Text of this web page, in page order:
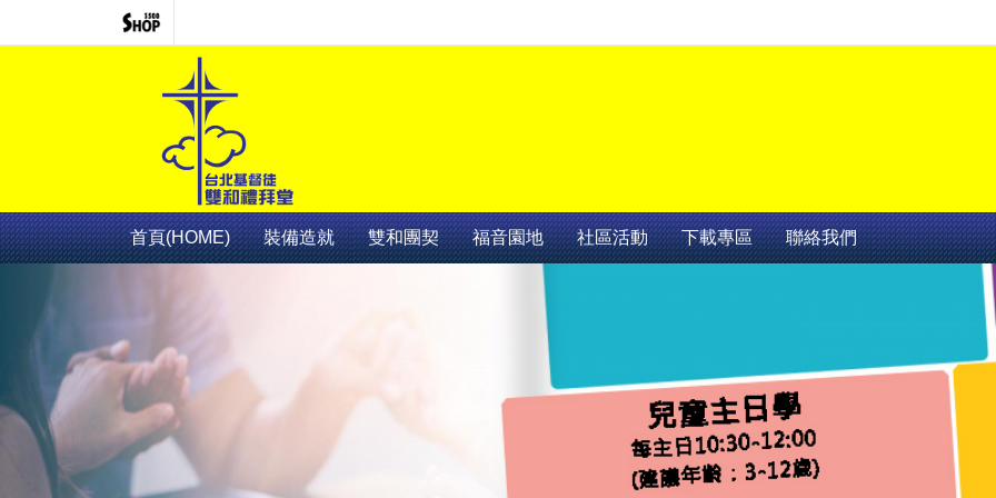
首頁(HOME) 裝備造就 雙和團契 福音園地 社區活動 下載專區 聯絡我們